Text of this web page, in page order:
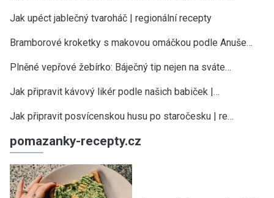
Jak upéct jablečný tvaroháč | regionální recepty
Bramborové kroketky s makovou omáčkou podle Anuše…
Plněné vepřové žebírko: Báječný tip nejen na sváte…
Jak připravit kávový likér podle našich babiček |…
Jak připravit posvícenskou husu po staročesku | re…
pomazanky-recepty.cz